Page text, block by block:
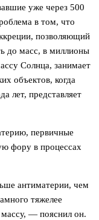
уже через 500
в том, что
позволяющий
до масс, в миллионы
Солнца, занимает
объектов, когда
лет, представляет
первичные
фору в процессах
антиматерии, чем
тяжелее
массу, — пояснил он.